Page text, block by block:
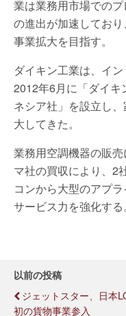
業は業務用市場での
の進出が加速してお
事業拡大を目指す。
ダイキン工業は、イン
2012年6月に「ダイキ
ネシア社」を設立し
大してきた。
業務用空調機器の販
マ社の買収により、2
コンから大型のアプ
サービス力を強化する。
以前の投稿
ジェットスター、日本
初の貨物事業参入